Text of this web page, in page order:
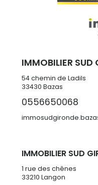
IMMOBILIER
54 chemin de Ladils
33430 Bazas
0556650068
IMMOBILIER SUD
1 rue des chênes
33210 Langon